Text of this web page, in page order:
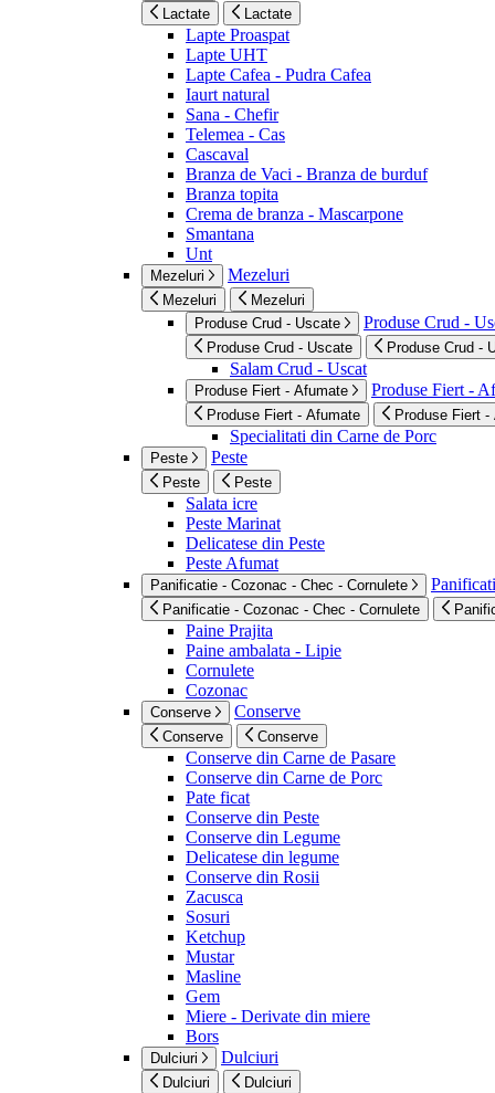
Lactate Lactate
Lapte Proaspat
Lapte UHT
Lapte Cafea - Pudra Cafea
Iaurt natural
Sana - Chefir
Telemea - Cas
Cascaval
Branza de Vaci - Branza de burduf
Branza topita
Crema de branza - Mascarpone
Smantana
Unt
Mezeluri Mezeluri
Mezeluri
Mezeluri
Produse Crud - Uscate
Produse Crud -
Produse Crud - Uscate Produse Crud -
Salam Crud - Uscat
Produse Fiert - Afumate Produse Fiert -
Produse Fiert - Afumate Produse Fiert -
Specialitati din Carne de Porc
Peste Peste
Peste Peste
Salata icre
Peste Marinat
Delicatese din Peste
Peste Afumat
Panificatie - Cozonac - Chec - Cornulete
Panificatie - Cozonac - Chec - Cornulete
Paine Prajita
Paine ambalata - Lipie
Cornulete
Cozonac
Conserve Conserve
Conserve Conserve
Conserve din Carne de Pasare
Conserve din Carne de Porc
Pate ficat
Conserve din Peste
Conserve din Legume
Delicatese din legume
Conserve din Rosii
Zacusca
Sosuri
Ketchup
Mustar
Masline
Gem
Miere - Derivate din miere
Bors
Dulciuri Dulciuri
Dulciuri Dulciuri